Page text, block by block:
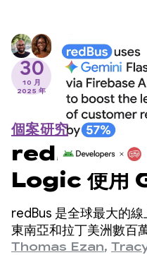
30
10 月
2025 年
個案研究
redBus 透
Logic 使用
Flash，顧客
57%
redBus 是全球最大的線
東南亞和拉丁美洲數百
Thomas Ezan,